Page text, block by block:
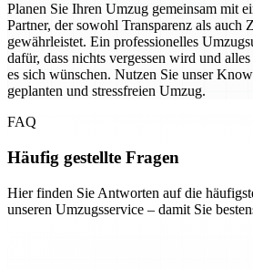
Planen Sie Ihren Umzug gemeinsam mit
Partner, der sowohl Transparenz als auch
gewährleistet. Ein professionelles
dafür, dass nichts vergessen wird und
es sich wünschen. Nutzen Sie unser
geplanten und stressfreien Umzug.
FAQ
Häufig gestellte Fragen
Hier finden Sie Antworten auf die
unseren Umzugsservice – damit Sie